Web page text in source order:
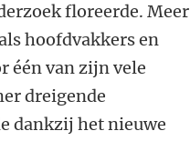
floreerde. Meer
hoofdvakkers en
één van zijn vele
dreigende
dankzij het nieuwe